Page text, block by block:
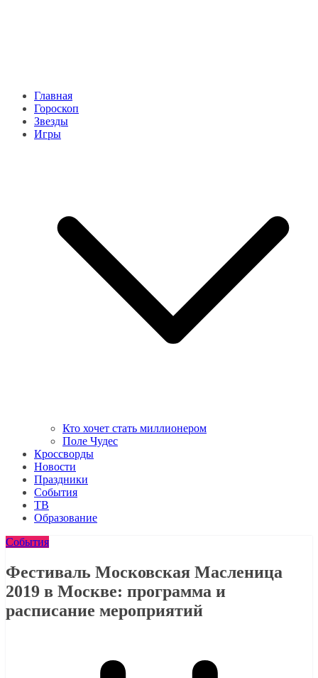
Главная
Гороскоп
Звезды
Игры
Кто хочет стать миллионером
Поле Чудес
Кроссворды
Новости
Праздники
События
ТВ
Образование
События
Фестиваль Московская Масленица
2019 в Москве: программа и
расписание мероприятий